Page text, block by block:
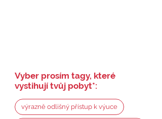
Vyber prosím tagy, které
vystihují tvůj pobyt*:
výrazně odlišný přístup k výuce